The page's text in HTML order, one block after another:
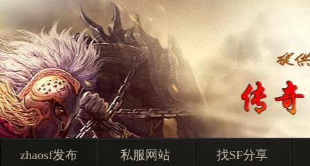
zhaosf发布 私服网站 找SF分享